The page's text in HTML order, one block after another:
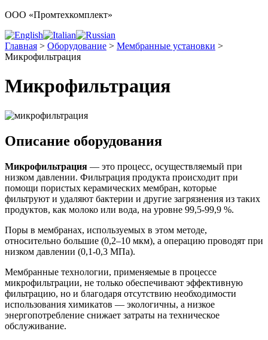
ООО «Промтехкомплект»
Главная > Оборудование > Мембранные установки >
Микрофильтрация
Микрофильтрация
Описание оборудования
Микрофильтрация — это процесс, осуществляемый при
низком давлении. Фильтрация продукта происходит при
помощи пористых керамических мембран, которые
фильтруют и удаляют бактерии и другие загрязнения из таких
продуктов, как молоко или вода, на уровне 99,5-99,9 %.
Поры в мембранах, используемых в этом методе,
относительно большие (0,2–10 мкм), а операцию проводят при
низком давлении (0,1-0,3 МПа).
Мембранные технологии, применяемые в процессе
микрофильтрации, не только обеспечивают эффективную
фильтрацию, но и благодаря отсутствию необходимости
использования химикатов — экологичны, а низкое
энергопотребление снижает затраты на техническое
обслуживание.